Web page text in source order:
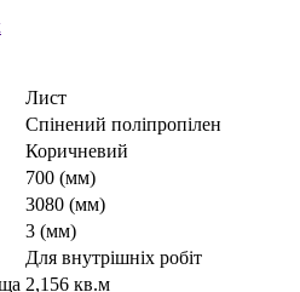
Лист
Cпінений поліпропілен
Коричневий
700 (мм)
3080 (мм)
3 (мм)
Для внутрішніх робіт
2,156 кв.м